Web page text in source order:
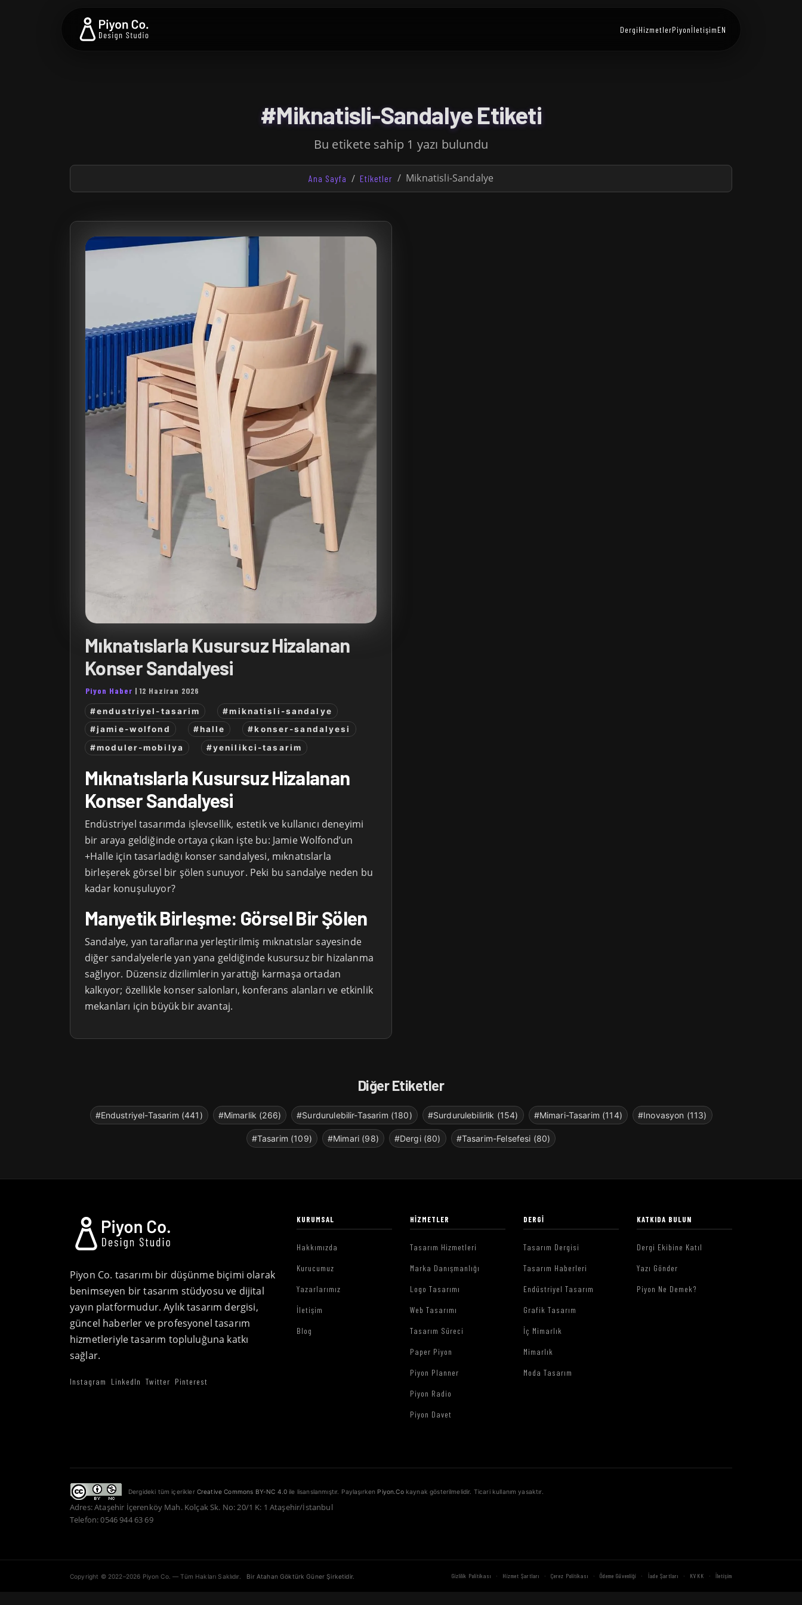
DergiHizmetlerPiyonİletişimEN
#Miknatisli-Sandalye Etiketi
Bu etikete sahip 1 yazı bulundu
Ana Sayfa Etiketler Miknatisli-Sandalye
Mıknatıslarla Kusursuz Hizalanan
Konser Sandalyesi
Piyon Haber |12 Haziran 2026
#endustriyel-tasarim
#miknatisli-sandalye
#jamie-wolfond
#halle
#konser-sandalyesi
#moduler-mobilya
#yenilikci-tasarim
Mıknatıslarla Kusursuz Hizalanan
Konser Sandalyesi
Endüstriyel tasarımda işlevsellik, estetik ve kullanıcı deneyimi
bir araya geldiğinde ortaya çıkan işte bu: Jamie Wolfond’un
+Halle için tasarladığı konser sandalyesi, mıknatıslarla
birleşerek görsel bir şölen sunuyor. Peki bu sandalye neden bu
kadar konuşuluyor?
Manyetik Birleşme: Görsel Bir Şölen
Sandalye, yan taraflarına yerleştirilmiş mıknatıslar sayesinde
diğer sandalyelerle yan yana geldiğinde kusursuz bir hizalanma
sağlıyor. Düzensiz dizilimlerin yarattığı karmaşa ortadan
kalkıyor; özellikle konser salonları, konferans alanları ve etkinlik
mekanları için büyük bir avantaj.
Diğer Etiketler
#Endustriyel-Tasarim (441) #Mimarlik (266) #Surdurulebilir-Tasarim (180) #Surdurulebilirlik (154) #Mimari-Tasarim (114) #Inovasyon (113)
#Tasarim (109) #Mimari (98) #Dergi (80) #Tasarim-Felsefesi (80)
Piyon Co. tasarımı bir düşünme biçimi olarak
benimseyen bir tasarım stüdyosu ve dijital
yayın platformudur. Aylık tasarım dergisi,
güncel haberler ve profesyonel tasarım
hizmetleriyle tasarım topluluğuna katkı
sağlar.
Instagram LinkedIn Twitter Pinterest
KURUMSAL
Hakkımızda
Kurucumuz
Yazarlarımız
İletişim
Blog
HIZMETLER
Tasarım Hizmetleri
Marka Danışmanlığı
Logo Tasarımı
Web Tasarımı
Tasarım Süreci
Paper Piyon
Piyon Planner
Piyon Radio
Piyon Davet
DERGI
Tasarım Dergisi
Tasarım Haberleri
Endüstriyel Tasarım
Grafik Tasarım
İç Mimarlık
Mimarlık
Moda Tasarım
KATKIDA BULUN
Dergi Ekibine Katıl
Yazı Gönder
Piyon Ne Demek?
Dergideki tüm içerikler Creative Commons BY-NC 4.0 ile lisanslanmıştır. Paylaşırken Piyon.Cokaynak gösterilmelidir. Ticari kullanım yasaktır.
Adres: Ataşehir İçerenköy Mah. Kolçak Sk. No: 20/1 K: 1 Ataşehir/İstanbul
Telefon: 0546 944 63 69
Copyright © 2022–2026 Piyon Co. — Tüm Hakları Saklıdır. Bir Atahan Göktürk Güner Şirketidir. Gizlilik Politikası · Hizmet Şartları · Çerez Politikası · Ödeme Güvenliği · İade Şartları · KVKK · İletişim